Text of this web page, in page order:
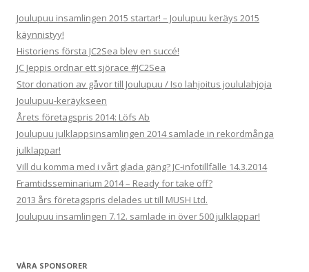
Joulupuu insamlingen 2015 startar! – Joulupuu keräys 2015
käynnistyy!
Historiens första JC2Sea blev en succé!
JC Jeppis ordnar ett sjörace #JC2Sea
Stor donation av gåvor till Joulupuu / Iso lahjoitus joululahjoja
Joulupuu-keräykseen
Årets företagspris 2014: Löfs Ab
Joulupuu julklappsinsamlingen 2014 samlade in rekordmånga
julklappar!
Vill du komma med i vårt glada gäng? JC-infotillfälle 14.3.2014
Framtidsseminarium 2014 – Ready for take off?
2013 års företagspris delades ut till MUSH Ltd.
Joulupuu insamlingen 7.12. samlade in över 500 julklappar!
VÅRA SPONSORER